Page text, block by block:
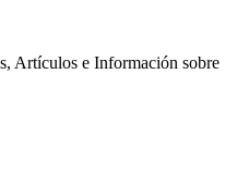
Artículos e Información sobre